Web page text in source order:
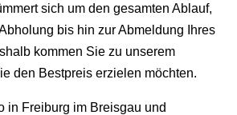
sich um den gesamten Ablauf,
bis hin zur Abmeldung Ihres
kommen Sie zu unserem
den Bestpreis erzielen möchten.
in Freiburg im Breisgau und